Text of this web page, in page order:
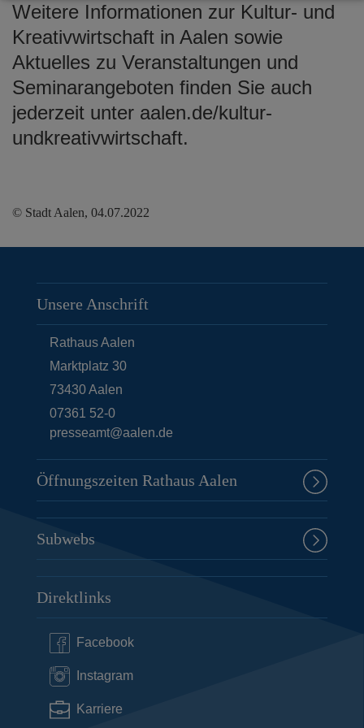
Weitere Informationen zur Kultur- und
Kreativwirtschaft in Aalen sowie
Aktuelles zu Veranstaltungen und
Seminarangeboten finden Sie auch
jederzeit unter aalen.de/kultur-
undkreativwirtschaft.
© Stadt Aalen, 04.07.2022
Unsere Anschrift
Rathaus Aalen
Marktplatz 30
73430Aalen
07361 52-0
presseamt@aalen.de
Öffnungszeiten Rathaus Aalen
Subwebs
Direktlinks
Facebook
Instagram
Karriere